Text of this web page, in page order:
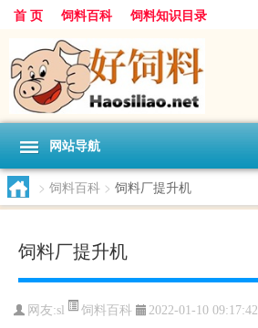
首 页 饲料百科 饲料知识目录
网站导航
> 饲料百科 > 饲料厂提升机
饲料厂提升机
网友:sl 饲料百科 2022-01-10 09:17:42